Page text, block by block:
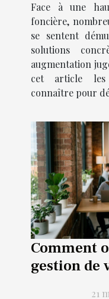
Face à une
foncière,
se sentent
solutions
augmentation
cet article les
connaître pour
Comment
gestion de
21